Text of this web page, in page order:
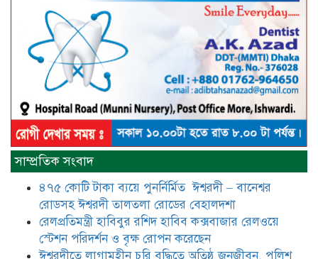
কেন্দ্রিয় নেতা সাবেক এমপি বীর
মুক্তিযোদ্ধা সিরাজুল ইসলাম সরদার
আটঘরিয়ায় বিএনপি নেতার ভাতিজাকে ছাত্রলীগের সাধারণ
​​অবৈধ অর্থ বা পেশীশক্তি না থাকলে
রাজনীতিতে টিকে থাকার একমাত্র উপায়
বিএনপির কেন্দ্রিয় নেতা সিরাজুল ইসলাম
সরদার
মধুমতি এক্সপ্রেস ট্রেনে রেলওয়ে জেলা
ডিবি টিমের বিশেষ অভিযানে রতন লাল
বিশ্বাসকে ৫০ বোতল কোডিন যুক্ত
সাম্প্রতিক সংবাদ
৪৭৫ কোটি টাকা ব্যয়ে পুনর্নির্মিত ঈশ্বরদী – বানেশ্বর
রোডসহ ঈশ্বরদী তালতলা রোডের বেহালদশা
রেলপ্রতিমন্ত্রী হাবিবুর রশিদ হাবিব কক্সবাজার রেলওয়ে
স্টেশন পরিদর্শন ও বৃক্ষ রোপন করেছেন
ঈশ্বরদীতে লাগামহীন চুরি বৃদ্ধিতে অতিষ্ঠ জনজীবন, পুলিশ